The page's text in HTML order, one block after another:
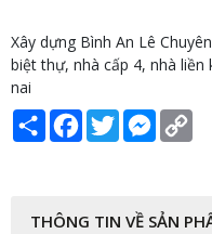
Xây dựng Bình An Lê
biệt thự, nhà cấp 4, nhà liền
nai
Share Facebook
Twitter
THÔNG TIN VỀ SẢN